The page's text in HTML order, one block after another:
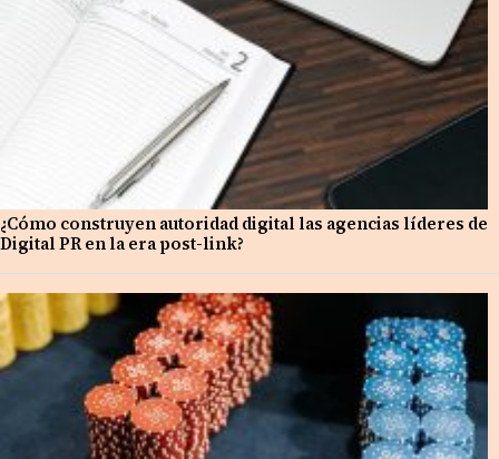
¿Cómo construyen autoridad digital las agencias líderes de
Digital PR en la era post-link?